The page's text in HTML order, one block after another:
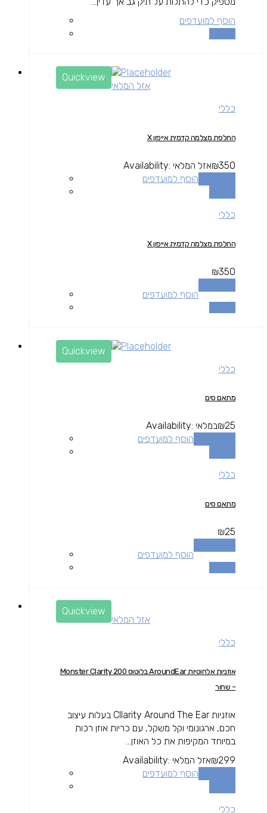
הוסף למועדפים
Quickview
אזל המלאי
כללי
החלפת מצלמה קדמית אייפון X
₪350
Availability: אזל המלאי
הוסף למועדפים
כללי
החלפת מצלמה קדמית אייפון X
₪350
הוסף למועדפים
Quickview
כללי
מתאם סים
₪25
Availability: במלאי
הוסף למועדפים
כללי
מתאם סים
₪25
הוסף למועדפים
Quickview
אזל המלאי
כללי
אוזניות אלחוטיות AroundEar בלוטוס Monster Clarity 200
– שחור
אוזניות Cllarity Around The Ear בעלות עיצוב
חכם, ארגונומי וקל משקל, עם כריות אוזן רכות
במיוחד המקיפות את כל האוזן...
₪299
Availability: אזל המלאי
הוסף למועדפים
כללי